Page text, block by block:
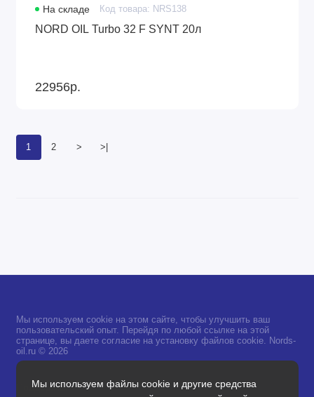
На складе Код товара: NRS138
NORD OIL Turbo 32 F SYNT 20л
22956р.
1 2 > >|
Мы используем файлы cookie и другие средства
Мы используем cookie на этом сайте, чтобы улучшить ваш
пользовательский опыт. Перейдя по любой ссылке на этой
странице, вы даете согласие на установку файлов cookie. Nords-
oil.ru © 2026
Поддержка